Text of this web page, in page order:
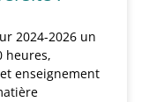
2024-2026 un
heures,
enseignement